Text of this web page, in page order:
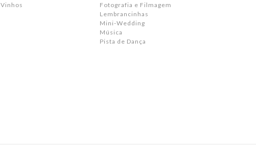
Vinhos
Fotografia e Filmagem
Lembrancinhas
Mini-Wedding
Música
Pista de Dança